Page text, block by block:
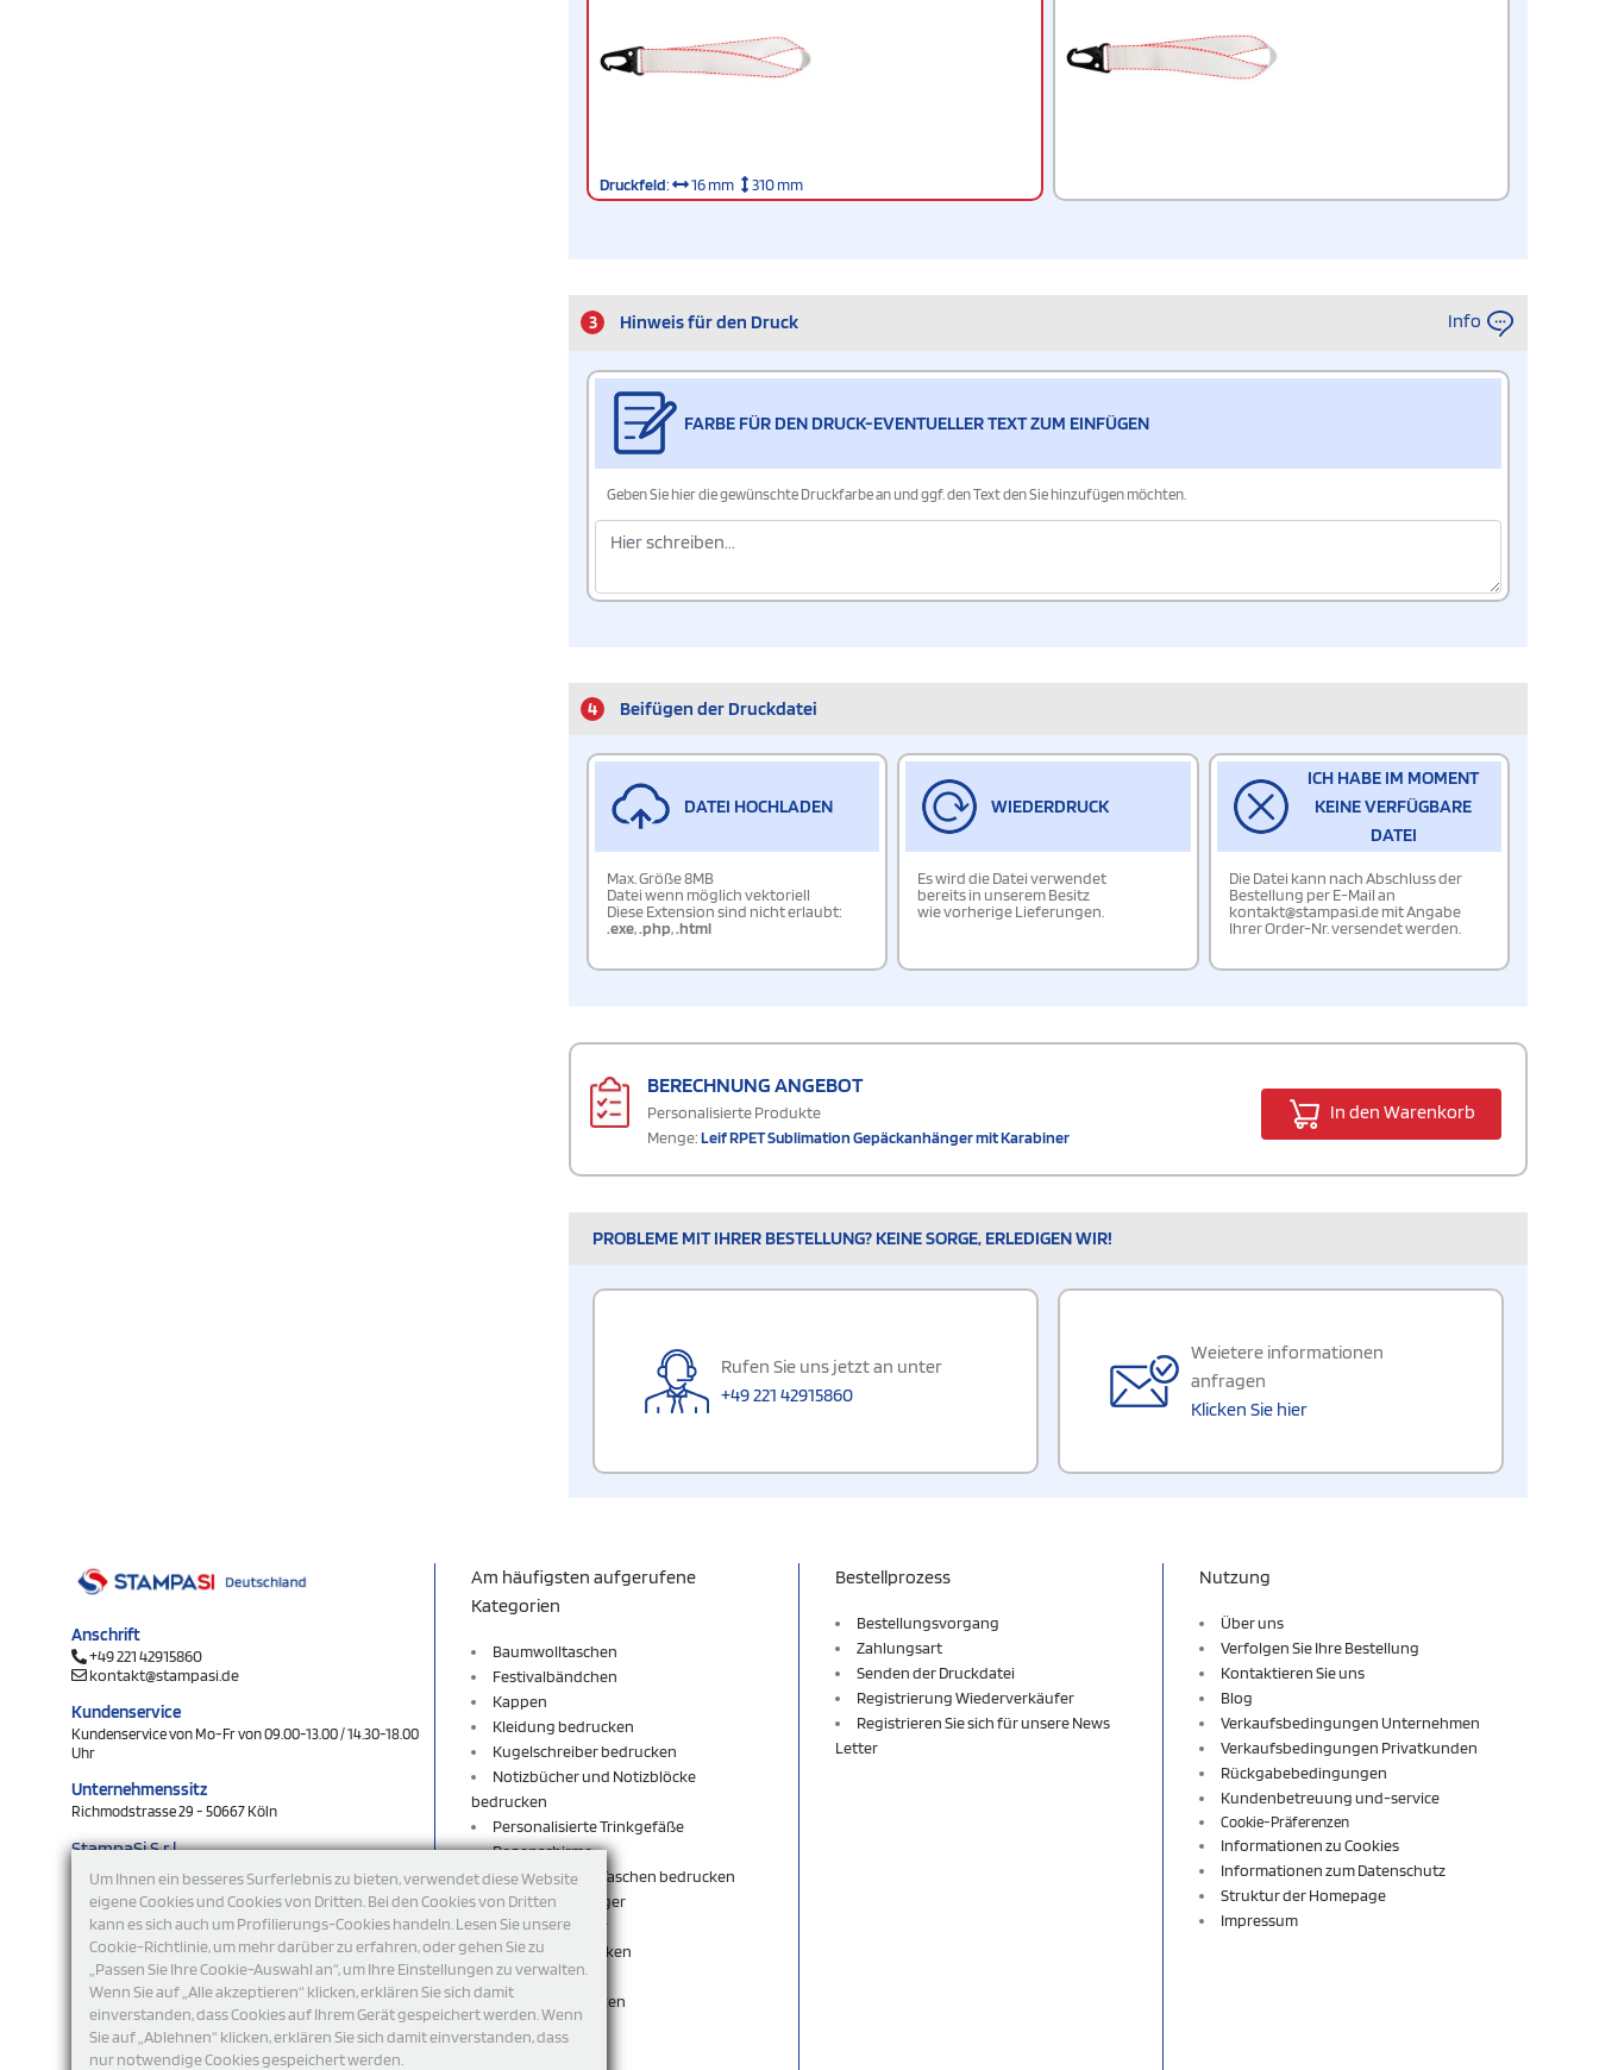
Um Ihnen ein besseres Surferlebnis zu bieten, verwendet diese Website
eigene Cookies und Cookies von Dritten. Bei den Cookies von Dritten
kann es sich auch um Profilierungs-Cookies handeln. Lesen Sie unsere
Cookie-Richtlinie, um mehr darüber zu erfahren, oder gehen Sie zu
„Passen Sie Ihre Cookie-Auswahl an“, um Ihre Einstellungen zu verwalten.
Wenn Sie auf „Alle akzeptieren“ klicken, erklären Sie sich damit
einverstanden, dass Cookies auf Ihrem Gerät gespeichert werden. Wenn
Sie auf „Ablehnen“ klicken, erklären Sie sich damit einverstanden, dass
nur notwendige Cookies gespeichert werden.
Druckfeld: 16 mm 310 mm
3 Hinweis für den Druck Info
FARBE FÜR DEN DRUCK-EVENTUELLER TEXT ZUM EINFÜGEN
Geben Sie hier die gewünschte Druckfarbe an und ggf. den Text den Sie hinzufügen möchten.
4 Beifügen der Druckdatei
DATEI HOCHLADEN
Max. Größe 8MB
Datei wenn möglich vektoriell
Diese Extension sind nicht erlaubt:
.exe,.php,.html
WIEDERDRUCK
Es wird die Datei verwendet
bereits in unserem Besitz
wie vorherige Lieferungen.
ICH HABE IM MOMENT
KEINE VERFÜGBARE
DATEI
Die Datei kann nach Abschluss der
Bestellung per E-Mail an
kontakt@stampasi.de mit Angabe
Ihrer Order-Nr. versendet werden.
BERECHNUNG ANGEBOT
Personalisierte Produkte
Menge:Leif RPET Sublimation Gepäckanhänger mit Karabiner
In den Warenkorb
PROBLEME MIT IHRER BESTELLUNG? KEINE SORGE, ERLEDIGEN WIR!
Rufen Sie uns jetzt an unter
+49 221 42915860
Weietere informationen
anfragen
Klicken Sie hier
Anschrift
+49 221 42915860
kontakt@stampasi.de
Kundenservice
Kundenservice von Mo-Fr von 09.00-13.00 / 14.30-18.00
Uhr
Unternehmenssitz
Richmodstrasse 29 - 50667 Köln
StampaSi S.r.l.
folgen Sie uns
Am häufigsten aufgerufene
Kategorien
Baumwolltaschen
Festivalbändchen
Kappen
Kleidung bedrucken
Kugelschreiber bedrucken
Notizbücher und Notizblöcke
bedrucken
Personalisierte Trinkgefäße
Regenschirme
Rucksäcke und Taschen bedrucken
Schlüsselanhänger
Schlüsselbänder
Shopper bedrucken
Sweatshirt
T-Shirts bedrucken
Turnbeutel
USB-Sticks
Bestellprozess
Bestellungsvorgang
Zahlungsart
Senden der Druckdatei
Registrierung Wiederverkäufer
Registrieren Sie sich für unsere News
Letter
Nutzung
Über uns
Verfolgen Sie Ihre Bestellung
Kontaktieren Sie uns
Blog
Verkaufsbedingungen Unternehmen
Verkaufsbedingungen Privatkunden
Rückgabebedingungen
Kundenbetreuung und-service
Cookie-Präferenzen
Informationen zu Cookies
Informationen zum Datenschutz
Struktur der Homepage
Impressum